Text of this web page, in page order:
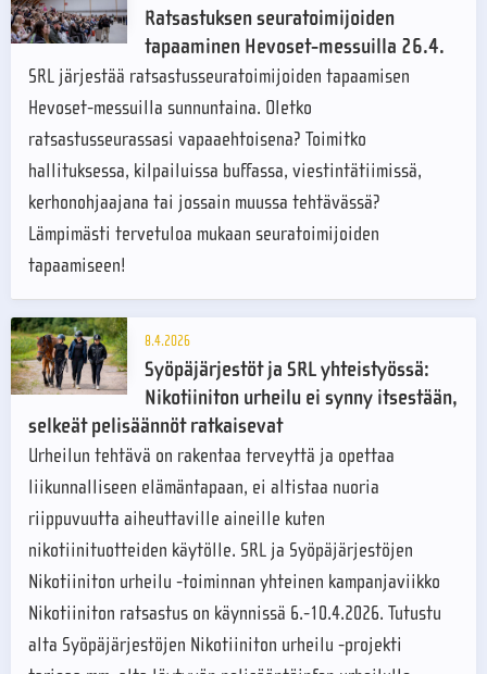
Ratsastuksen seuratoimijoiden
tapaaminen Hevoset-messuilla 26.4.
SRL järjestää ratsastusseuratoimijoiden tapaamisen
Hevoset-messuilla sunnuntaina. Oletko
ratsastusseurassasi vapaaehtoisena? Toimitko
hallituksessa, kilpailuissa buffassa, viestintätiimissä,
kerhonohjaajana tai jossain muussa tehtävässä?
Lämpimästi tervetuloa mukaan seuratoimijoiden
tapaamiseen!
8.4.2026
Syöpäjärjestöt ja SRL yhteistyössä:
Nikotiiniton urheilu ei synny itsestään,
selkeät pelisäännöt ratkaisevat
Urheilun tehtävä on rakentaa terveyttä ja opettaa
liikunnalliseen elämäntapaan, ei altistaa nuoria
riippuvuutta aiheuttaville aineille kuten
nikotiinituotteiden käytölle. SRL ja Syöpäjärjestöjen
Nikotiiniton urheilu -toiminnan yhteinen kampanjaviikko
Nikotiiniton ratsastus on käynnissä 6.-10.4.2026. Tutustu
alta Syöpäjärjestöjen Nikotiiniton urheilu -projekti